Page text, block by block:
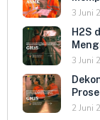
3 Juni
H2S
3 Juni
2 Juni